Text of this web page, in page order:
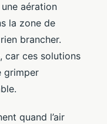
aération
la zone de
brancher.
car ces solutions
grimper
quand l’air